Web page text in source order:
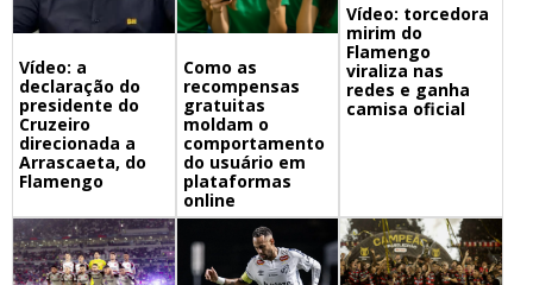
Vídeo: a
declaração do
presidente do
Cruzeiro
direcionada a
Arrascaeta, do
Flamengo
Como as
recompensas
gratuitas
moldam o
comportamento
do usuário em
plataformas
online
Vídeo: torcedora
mirim do
Flamengo
viraliza nas
redes e ganha
camisa oficial